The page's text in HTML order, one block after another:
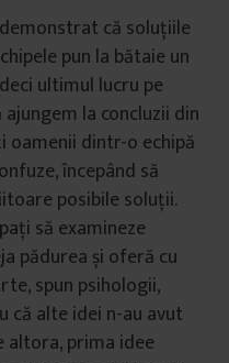
că soluțiile
pun la bătaie un
ultimul lucru pe
la concluzii din
oamenii dintr-o echipă
începând să
posibile soluții.
să examineze
pădurea și oferă cu
spun psihologii,
că alte idei n-au avut
altora, prima idee